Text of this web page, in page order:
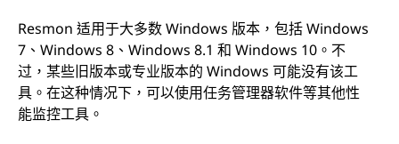
Resmon 适用于大多数 Windows 版本，包括 Windows
7、Windows 8、Windows 8.1 和 Windows 10。不
过，某些旧版本或专业版本的 Windows 可能没有该工
具。在这种情况下，可以使用任务管理器软件等其他性
能监控工具。